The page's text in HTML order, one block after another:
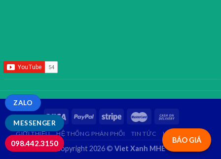
BÁO GIÁ
GIỚI THIỆU HỆ THỐNG PHÂN PHỐI TIN TỨC LIÊN HỆ
Copyright 2026 © Viet Xanh MHE
MESSENGER
ZALO
098.442.3150